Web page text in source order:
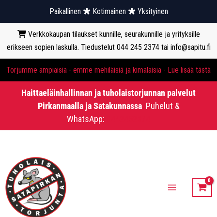
Paikallinen Kotimainen Yksityinen
Verkkokaupan tilaukset kunnille, seurakunnille ja yrityksille
erikseen sopien laskulla. Tiedustelut 044 245 2374 tai info@sapitu.fi
Torjumme ampiaisia - emme mehiläisiä ja kimalaisia - Lue lisää tästä
Haittaeläinhallinnan ja tuholaistorjunnan palvelut
Pirkanmaalla ja Satakunnassa Puhelut &
WhatsApp:
sisältöön